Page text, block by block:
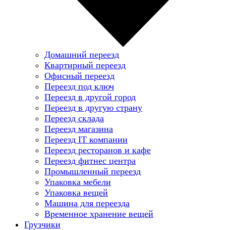
Домашний переезд
Квартирный переезд
Офисный переезд
Переезд под ключ
Переезд в другой город
Переезд в другую страну
Переезд склада
Переезд магазина
Переезд IT компании
Переезд ресторанов и кафе
Переезд фитнес центра
Промышленный переезд
Упаковка мебели
Упаковка вещей
Машина для переезда
Временное хранение вещей
Грузчики